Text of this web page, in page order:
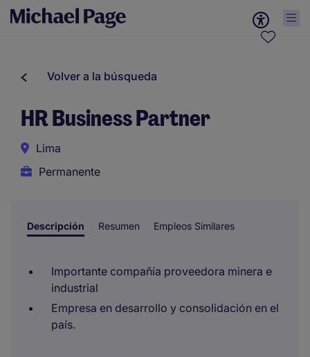
Volver a la búsqueda
HR Business Partner
Lima
Permanente
Descripción Resumen Empleos Similares
Importante compañía proveedora minera e
industrial
Empresa en desarrollo y consolidación en el
país.